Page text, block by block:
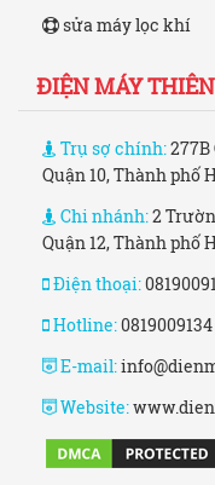
sửa máy lọc khí
ĐIỆN MÁY
Trụ sợ chính:
Quận 10, Thành phố
Chi nhánh:2
Quận 12, Thành phố
Điện thoại:
Hotline:0819009134
E-mail:
Website: